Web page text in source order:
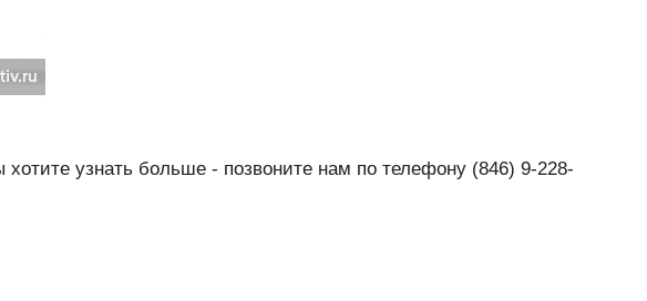
узнать больше - позвоните нам по телефону (846) 9-228-